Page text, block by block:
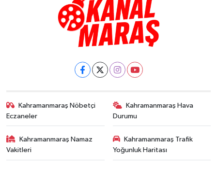
Kahramanmaraş Nöbetçi
Eczaneler
Kahramanmaraş Hava
Durumu
Kahramanmaraş Namaz
Vakitleri
Kahramanmaraş Trafik
Yoğunluk Haritası